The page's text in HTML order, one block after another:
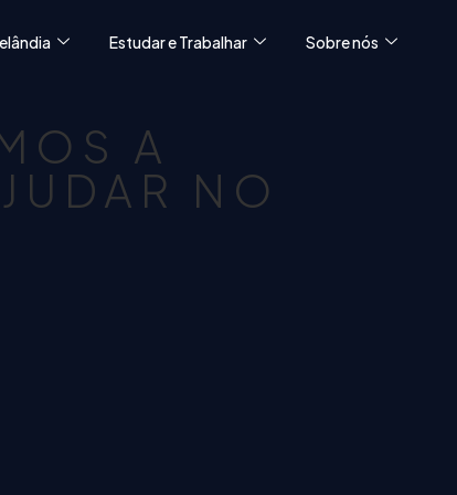
Estudar e Trabalhar Sobre nós
A
NO